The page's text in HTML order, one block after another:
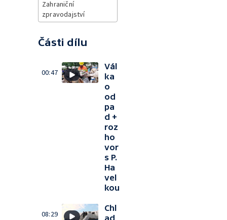
Zahraniční
zpravodajství
Části dílu
00:47
Vál
ka
o
od
pa
d +
roz
ho
vor
s P.
Ha
vel
kou
08:29
Chl
ad